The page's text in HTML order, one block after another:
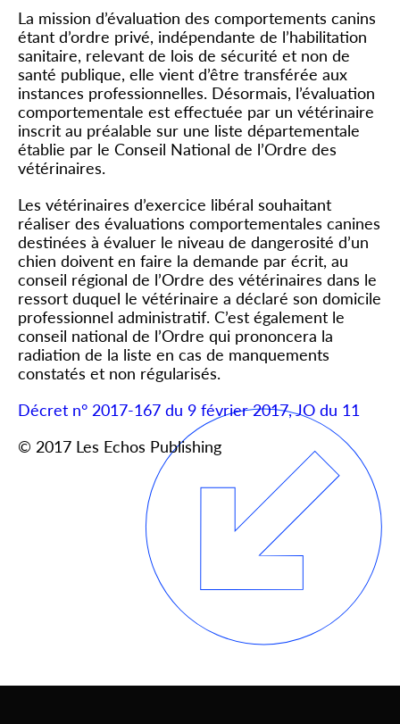
La mission d’évaluation des comportements canins
étant d’ordre privé, indépendante de l’habilitation
sanitaire, relevant de lois de sécurité et non de
santé publique, elle vient d’être transférée aux
instances professionnelles. Désormais, l’évaluation
comportementale est effectuée par un vétérinaire
inscrit au préalable sur une liste départementale
établie par le Conseil National de l’Ordre des
vétérinaires.
Les vétérinaires d’exercice libéral souhaitant
réaliser des évaluations comportementales canines
destinées à évaluer le niveau de dangerosité d’un
chien doivent en faire la demande par écrit, au
conseil régional de l’Ordre des vétérinaires dans le
ressort duquel le vétérinaire a déclaré son domicile
professionnel administratif. C’est également le
conseil national de l’Ordre qui prononcera la
radiation de la liste en cas de manquements
constatés et non régularisés.
Décret n° 2017-167 du 9 février 2017, JO du 11
© 2017 Les Echos Publishing